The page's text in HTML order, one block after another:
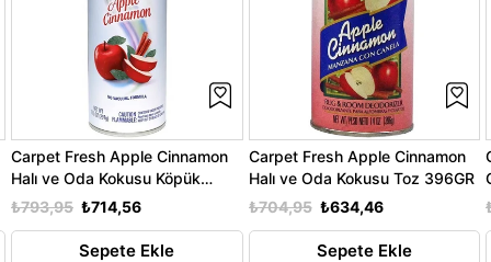
Carpet Fresh Apple Cinnamon
Halı ve Oda Kokusu Köpük
Sprey 297GR₺714,56
₺793,95
Sepete Ekle
Carpet Fresh Apple Cinnamon
Halı ve Oda Kokusu Toz 396GR
₺634,46
₺704,95
Sepete Ekle